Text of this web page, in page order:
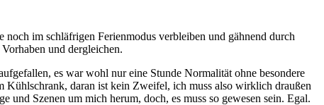
im schläfrigen Ferienmodus verbleiben und gähnend durch
und dergleichen.
es war wohl nur eine Stunde Normalität ohne besondere
Kühlschrank, daran ist kein Zweifel, ich muss also wirklich draußen
und Szenen um mich herum, doch, es muss so gewesen sein. Egal.